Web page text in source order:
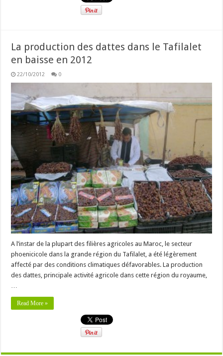
La production des dattes dans le Tafilalet
en baisse en 2012
22/10/2012 0
A l’instar de la plupart des filières agricoles au Maroc, le secteur
phoenicicole dans la grande région du Tafilalet, a été légèrement
affecté par des conditions climatiques défavorables. La production
des dattes, principale activité agricole dans cette région du royaume,
Read More »